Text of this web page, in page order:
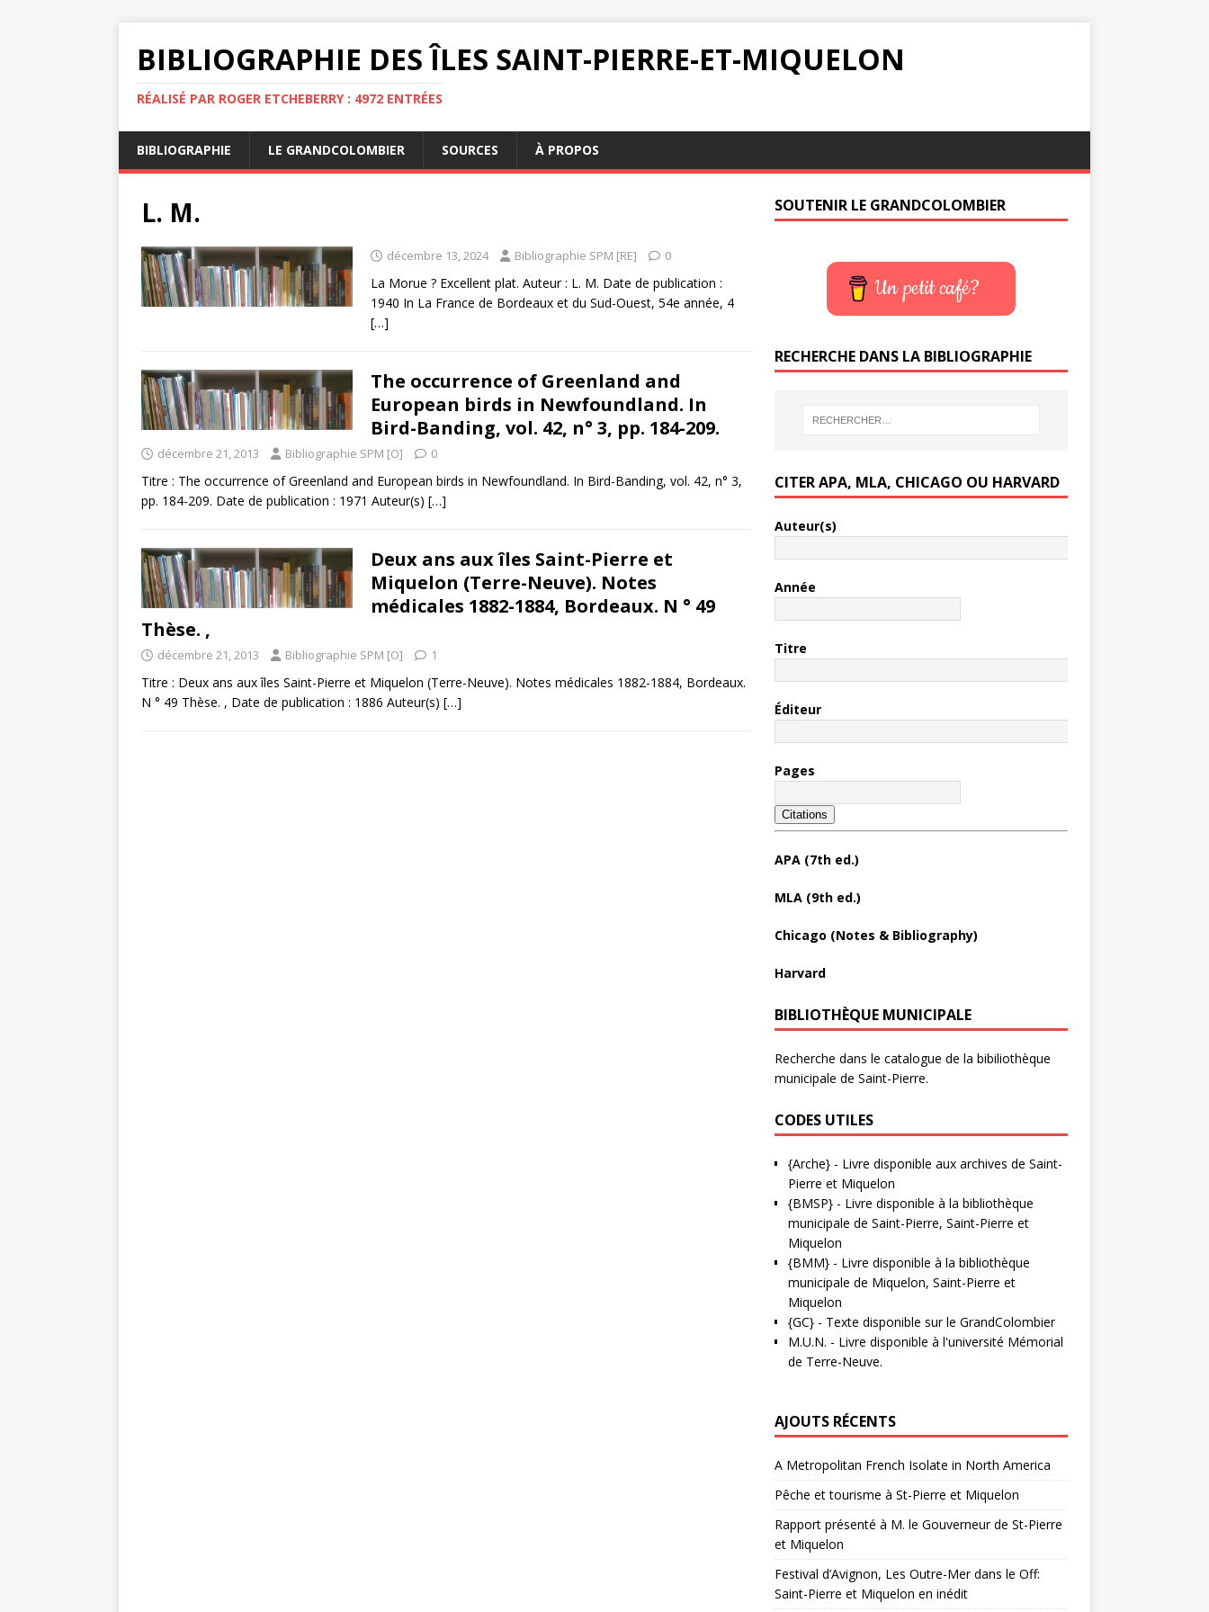
BIBLIOGRAPHIE DES ÎLES SAINT-PIERRE-ET-MIQUELON
RÉALISÉ PAR ROGER ETCHEBERRY : 4972 ENTRÉES
BIBLIOGRAPHIE LE GRANDCOLOMBIER SOURCES À PROPOS
L. M.
décembre 13, 2024 Bibliographie SPM [RE] 0
La Morue ? Excellent plat. Auteur : L. M. Date de publication :
1940 In La France de Bordeaux et du Sud-Ouest, 54e année, 4
[…]
The occurrence of Greenland and
European birds in Newfoundland. In
Bird-Banding, vol. 42, n° 3, pp. 184-209.
décembre 21, 2013 Bibliographie SPM [O] 0
Titre : The occurrence of Greenland and European birds in Newfoundland. In Bird-Banding, vol. 42, n° 3,
pp. 184-209. Date de publication : 1971 Auteur(s) […]
Deux ans aux îles Saint-Pierre et
Miquelon (Terre-Neuve). Notes
médicales 1882-1884, Bordeaux. N ° 49
Thèse. ,
décembre 21, 2013 Bibliographie SPM [O] 1
Titre : Deux ans aux îles Saint-Pierre et Miquelon (Terre-Neuve). Notes médicales 1882-1884, Bordeaux.
N ° 49 Thèse. , Date de publication : 1886 Auteur(s) […]
SOUTENIR LE GRANDCOLOMBIER
Un petit café?
RECHERCHE DANS LA BIBLIOGRAPHIE
CITER APA, MLA, CHICAGO OU HARVARD
Auteur(s)
Année
Titre
Éditeur
Pages
Citations
APA (7th ed.)
MLA (9th ed.)
Chicago (Notes & Bibliography)
Harvard
BIBLIOTHÈQUE MUNICIPALE
Recherche dans le catalogue de la bibiliothèque
municipale de Saint-Pierre.
CODES UTILES
{Arche}- Livre disponible aux archives de Saint-
Pierre et Miquelon
{BMSP}- Livre disponible à la bibliothèque
municipale de Saint-Pierre, Saint-Pierre et
Miquelon
{BMM}- Livre disponible à la bibliothèque
municipale de Miquelon, Saint-Pierre et
Miquelon
{GC}- Texte disponible sur le GrandColombier
M.U.N. - Livre disponible à l'université Mémorial
de Terre-Neuve.
AJOUTS RÉCENTS
A Metropolitan French Isolate in North America
Pêche et tourisme à St-Pierre et Miquelon
Rapport présenté à M. le Gouverneur de St-Pierre
et Miquelon
Festival d’Avignon, Les Outre-Mer dans le Off:
Saint-Pierre et Miquelon en inédit